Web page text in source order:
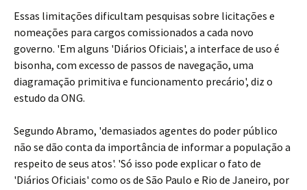
Essas limitações dificultam pesquisas sobre licitações e
nomeações para cargos comissionados a cada novo
governo. 'Em alguns 'Diários Oficiais', a interface de uso é
bisonha, com excesso de passos de navegação, uma
diagramação primitiva e funcionamento precário', diz o
estudo da ONG.
Segundo Abramo, 'demasiados agentes do poder público
não se dão conta da importância de informar a população a
respeito de seus atos'. 'Só isso pode explicar o fato de
'Diários Oficiais' como os de São Paulo e Rio de Janeiro, por